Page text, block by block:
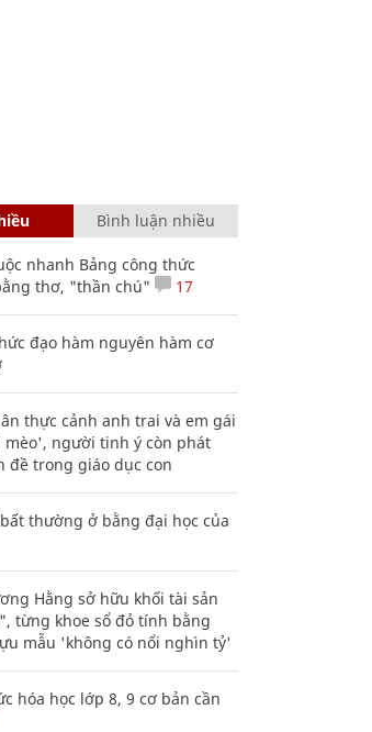
Bình luận nhiều
nhanh Bảng công thức
thơ, "thần chú"
17
đạo hàm nguyên hàm cơ
thực cảnh anh trai và em gái
mèo', người tinh ý còn phát
đề trong giáo dục con
thường ở bằng đại học của
Hằng sở hữu khối tài sản
từng khoe sổ đỏ tính bằng
mẫu 'không có nổi nghìn tỷ'
hóa học lớp 8, 9 cơ bản cần